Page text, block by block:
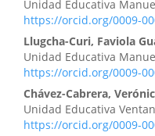
Unidad Educativa
https://orcid.org/0009-
Llugcha-Curi, Faviola
Unidad Educativa
https://orcid.org/0009-
Chávez-Cabrera,
Unidad Educativa
https://orcid.org/0009-